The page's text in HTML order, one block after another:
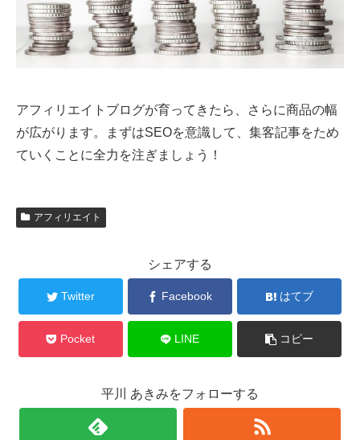
アフィリエイトブログが育ってきたら、さらに商品の幅
が広がります。まずはSEOを意識して、集客記事をため
ていくことに全力を注ぎましょう！
アフィリエイト
シェアする
Twitter Facebook はてブ
Pocket LINE コピー
平川 あきみをフォローする